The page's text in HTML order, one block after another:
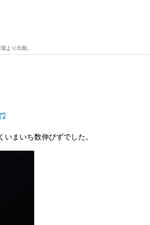
より出船。
まいち数伸びずでした。